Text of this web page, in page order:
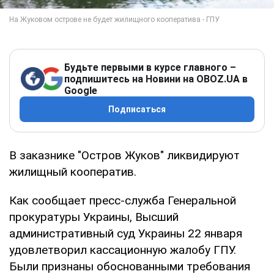
Будьте первыми в курсе главного –
подпишитесь на Новини на OBOZ.UA в
Google
Подписаться
В заказнике "Остров Жуков" ликвидируют
жилищный кооператив.
Как сообщает пресс-служба Генеральной
прокуратуры Украины, Высший
административный суд Украины 22 января
удовлетворил кассационную жалобу ГПУ.
Были признаны обоснованными требования